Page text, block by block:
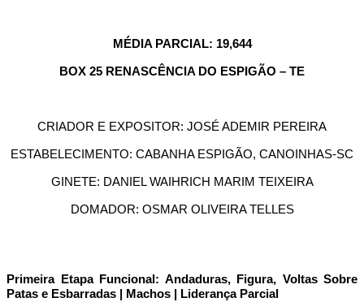
MÉDIA PARCIAL: 19,644
BOX 25 RENASCÊNCIA DO ESPIGÃO – TE
CRIADOR E EXPOSITOR: JOSÉ ADEMIR PEREIRA
ESTABELECIMENTO: CABANHA ESPIGÃO, CANOINHAS-SC
GINETE: DANIEL WAIHRICH MARIM TEIXEIRA
DOMADOR: OSMAR OLIVEIRA TELLES
Primeira Etapa Funcional: Andaduras, Figura, Voltas Sobre
Patas e Esbarradas | Machos | Liderança Parcial